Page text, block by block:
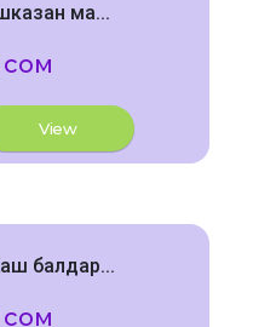
ма...
сом
View
балдар...
сом